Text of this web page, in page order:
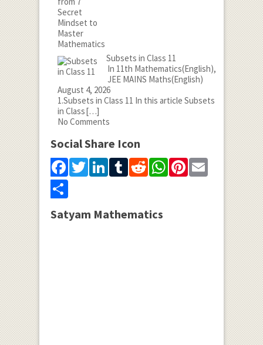
Subsets in Class 11
In 11th Mathematics(English),
JEE MAINS Maths(English)
August 4, 2026
1.Subsets in Class 11 In this article Subsets
in Class[…]
No Comments
Social Share Icon
Facebook
Twitter
LinkedIn
Tumblr
Reddit
WhatsApp
Pinterest
Email
Share
Satyam Mathematics